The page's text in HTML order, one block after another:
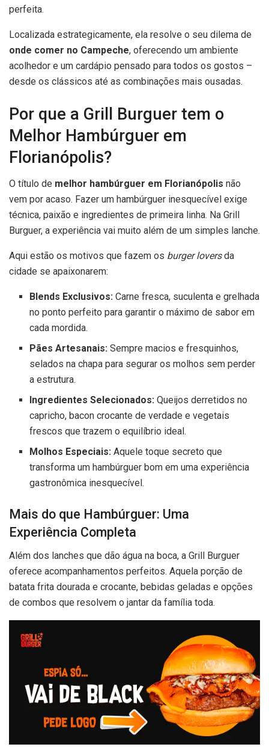
perfeita.
Localizada estrategicamente, ela resolve o seu dilema de
onde comer no Campeche, oferecendo um ambiente
acolhedor e um cardápio pensado para todos os gostos –
desde os clássicos até as combinações mais ousadas.
Por que a Grill Burguer tem o
Melhor Hambúrguer em
Florianópolis?
O título de melhor hambúrguer em Florianópolis não
vem por acaso. Fazer um hambúrguer inesquecível exige
técnica, paixão e ingredientes de primeira linha. Na Grill
Burguer, a experiência vai muito além de um simples lanche.
Aqui estão os motivos que fazem os burger loversda
cidade se apaixonarem:
Blends Exclusivos: Carne fresca, suculenta e grelhada
no ponto perfeito para garantir o máximo de sabor em
cada mordida.
Pães Artesanais: Sempre macios e fresquinhos,
selados na chapa para segurar os molhos sem perder
a estrutura.
Ingredientes Selecionados: Queijos derretidos no
capricho, bacon crocante de verdade e vegetais
frescos que trazem o equilíbrio ideal.
Molhos Especiais: Aquele toque secreto que
transforma um hambúrguer bom em uma experiência
gastronômica inesquecível.
Mais do que Hambúrguer: Uma
Experiência Completa
Além dos lanches que dão água na boca, a Grill Burguer
oferece acompanhamentos perfeitos. Aquela porção de
batata frita dourada e crocante, bebidas geladas e opções
de combos que resolvem o jantar da família toda.